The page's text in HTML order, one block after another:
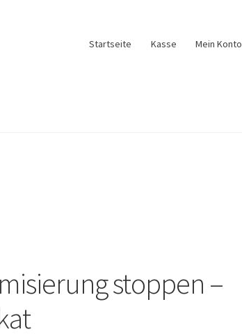
Startseite Kasse Mein Konto
stoppen –